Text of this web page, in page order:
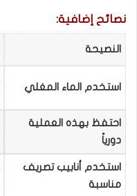
نصائح إضافية:
النصيحة
استخدم الماء المغلي
احتفظ بهذه العملية
دورياً
استخدم أنابيب تصريف
مناسبة